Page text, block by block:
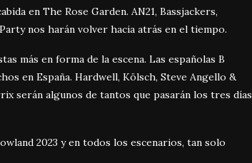
en The Rose Garden. AN21, Bassjackers,
nos harán volver hacia atrás en el tiempo.
más en forma de la escena. Las españolas B
en España. Hardwell, Kölsch, Steve Angello &
serán algunos de tantos que pasarán los tres días
2023 y en todos los escenarios, tan solo